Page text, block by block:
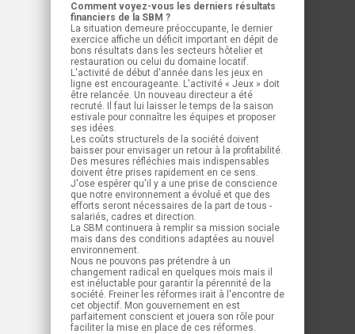
Comment voyez-vous les derniers résultats
financiers de la SBM ?
La situation demeure préoccupante, le dernier
exercice affiche un déficit important en dépit de
bons résultats dans les secteurs hôtelier et
restauration ou celui du domaine locatif.
L'activité de début d'année dans les jeux en
ligne est encourageante. L'activité « Jeux » doit
être relancée. Un nouveau directeur a été
recruté. Il faut lui laisser le temps de la saison
estivale pour connaître les équipes et proposer
ses idées.
Les coûts structurels de la société doivent
baisser pour envisager un retour à la profitabilité.
Des mesures réfléchies mais indispensables
doivent être prises rapidement en ce sens.
J'ose espérer qu'il y a une prise de conscience
que notre environnement a évolué et que des
efforts seront nécessaires de la part de tous -
salariés, cadres et direction.
La SBM continuera à remplir sa mission sociale
mais dans des conditions adaptées au nouvel
environnement.
Nous ne pouvons pas prétendre à un
changement radical en quelques mois mais il
est inéluctable pour garantir la pérennité de la
société. Freiner les réformes irait à l'encontre de
cet objectif. Mon gouvernement en est
parfaitement conscient et jouera son rôle pour
faciliter la mise en place de ces réformes.